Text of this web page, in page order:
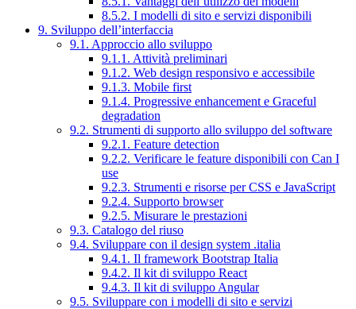
8.5.2. I modelli di sito e servizi disponibili
9. Sviluppo dell’interfaccia
9.1. Approccio allo sviluppo
9.1.1. Attività preliminari
9.1.2. Web design responsivo e accessibile
9.1.3. Mobile first
9.1.4. Progressive enhancement e Graceful
degradation
9.2. Strumenti di supporto allo sviluppo del software
9.2.1. Feature detection
9.2.2. Verificare le feature disponibili con Can I
use
9.2.3. Strumenti e risorse per CSS e JavaScript
9.2.4. Supporto browser
9.2.5. Misurare le prestazioni
9.3. Catalogo del riuso
9.4. Sviluppare con il design system .italia
9.4.1. Il framework Bootstrap Italia
9.4.2. Il kit di sviluppo React
9.4.3. Il kit di sviluppo Angular
9.5. Sviluppare con i modelli di sito e servizi